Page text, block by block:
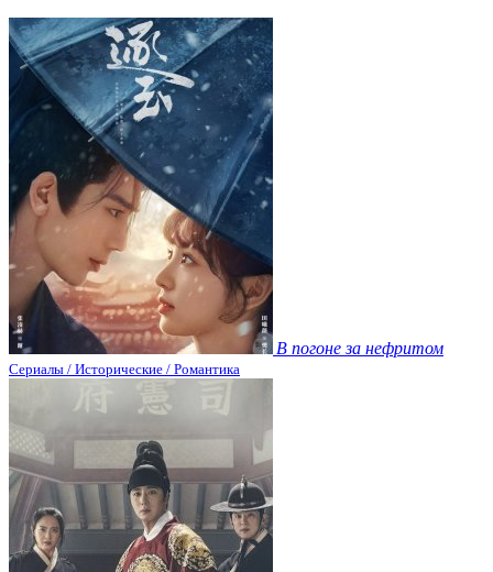
В погоне за нефритом
Сериалы / Исторические / Романтика